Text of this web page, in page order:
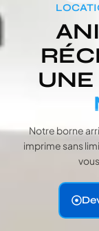
UNE
Notre borne
imprime sans